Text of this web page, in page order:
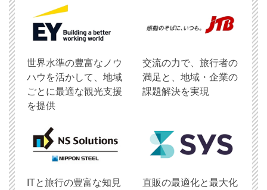
世界水準の豊富なノウ
ハウを活かして、地域
ごとに最適な観光支援
を提供
交流の力で、旅行者の
満足と、地域・企業の
課題解決を実現
ITと旅行の豊富な知見
直販の最適化と最大化